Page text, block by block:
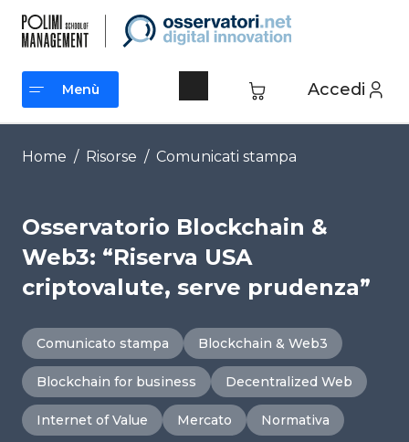
contenuto
Accedi
Menù
Menù
Home / Risorse / Comunicati stampa
Osservatorio Blockchain &
Web3: “Riserva USA
criptovalute, serve prudenza”
Comunicato stampa Blockchain & Web3
Blockchain for business Decentralized Web
Internet of Value Mercato Normativa